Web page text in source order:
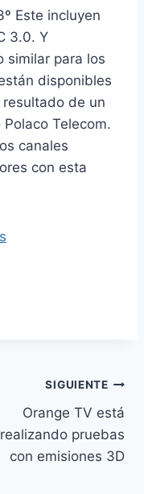
Este incluyen
3.0. Y
similar para los
disponibles
de un
Telecom.
canales
con esta
SIGUIENTE
Orange TV está
realizando pruebas
con emisiones 3D